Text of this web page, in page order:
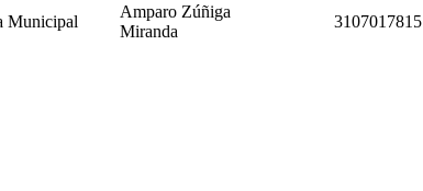
Municipal
Amparo Zúñiga
Miranda
3107017815